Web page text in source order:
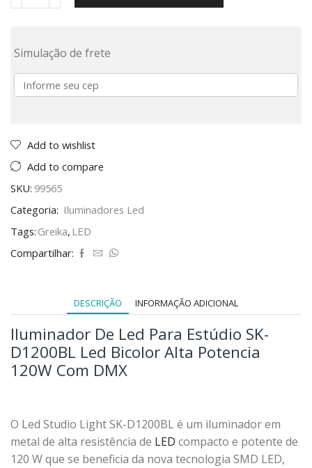
Simulação de frete
Add to wishlist
Add to compare
SKU: 99565
Categoria: Iluminadores Led
Tags: Greika, LED
Compartilhar:
DESCRIÇÃO INFORMAÇÃO ADICIONAL
Iluminador De Led Para Estúdio SK-
D1200BL Led Bicolor Alta Potencia
120W Com DMX
O Led Studio Light SK-D1200BL é um iluminador em
metal de alta resistência de LED compacto e potente de
120 W que se beneficia da nova tecnologia SMD LED,